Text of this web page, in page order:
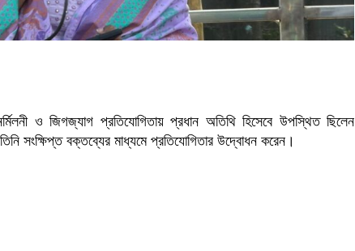
ও জিগজ্যাগ প্রতিযোগিতায় প্রধান অতিথি হিসেবে উপস্থিত ছিলেন
সংক্ষিপ্ত বক্তব্যের মাধ্যমে প্রতিযোগিতার উদ্বোধন করেন।